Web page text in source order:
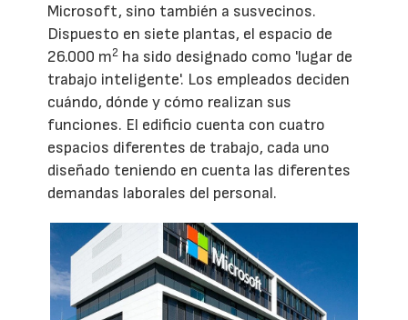
Microsoft, sino también a susvecinos.
Dispuesto en siete plantas, el espacio de
26.000 m2 ha sido designado como 'lugar de
trabajo inteligente'. Los empleados deciden
cuándo, dónde y cómo realizan sus
funciones. El edificio cuenta con cuatro
espacios diferentes de trabajo, cada uno
diseñado teniendo en cuenta las diferentes
demandas laborales del personal.